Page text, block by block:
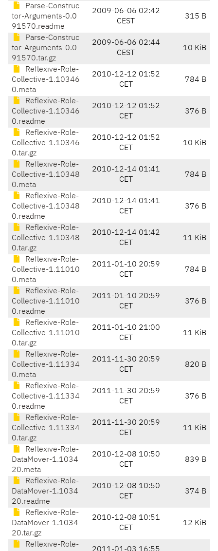
Parse-Construc
tor-Arguments-0.0
91570.readme
2009-06-06 02:42
CEST
315 B
Parse-Construc
tor-Arguments-0.0
91570.tar.gz
2009-06-06 02:44
CEST
10 KiB
Reflexive-Role-
Collective-1.10346
0.meta
2010-12-12 01:52
CET
784 B
Reflexive-Role-
Collective-1.10346
0.readme
2010-12-12 01:52
CET
376 B
Reflexive-Role-
Collective-1.10346
0.tar.gz
2010-12-12 01:52
CET
10 KiB
Reflexive-Role-
Collective-1.10348
0.meta
2010-12-14 01:41
CET
784 B
Reflexive-Role-
Collective-1.10348
0.readme
2010-12-14 01:41
CET
376 B
Reflexive-Role-
Collective-1.10348
0.tar.gz
2010-12-14 01:42
CET
11 KiB
Reflexive-Role-
Collective-1.11010
0.meta
2011-01-10 20:59
CET
784 B
Reflexive-Role-
Collective-1.11010
0.readme
2011-01-10 20:59
CET
376 B
Reflexive-Role-
Collective-1.11010
0.tar.gz
2011-01-10 21:00
CET
11 KiB
Reflexive-Role-
Collective-1.11334
0.meta
2011-11-30 20:59
CET
820 B
Reflexive-Role-
Collective-1.11334
0.readme
2011-11-30 20:59
CET
376 B
Reflexive-Role-
Collective-1.11334
0.tar.gz
2011-11-30 20:59
CET
11 KiB
Reflexive-Role-
DataMover-1.1034
20.meta
2010-12-08 10:50
CET
839 B
Reflexive-Role-
DataMover-1.1034
20.readme
2010-12-08 10:50
CET
374 B
Reflexive-Role-
DataMover-1.1034
20.tar.gz
2010-12-08 10:51
CET
12 KiB
Reflexive-Role-